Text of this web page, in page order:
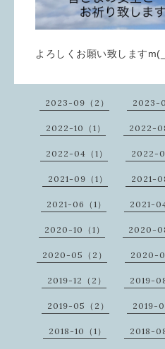
よろしくお願い致します
2023-09（2） 2023-
2022-10（1） 2022-08
2022-04（1） 2022-
2021-09（1） 2021-
2021-06（1） 2021-04
2020-10（1） 2020-08
2020-05（2） 2020-
2019-12（2） 2019-
2019-05（2） 2019-
2018-10（1） 2018-08